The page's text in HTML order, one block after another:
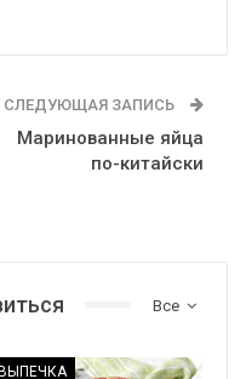
СЛЕДУЮЩАЯ ЗАПИСЬ
Маринованные яйца
по-китайски
Все
ВЫПЕЧКА